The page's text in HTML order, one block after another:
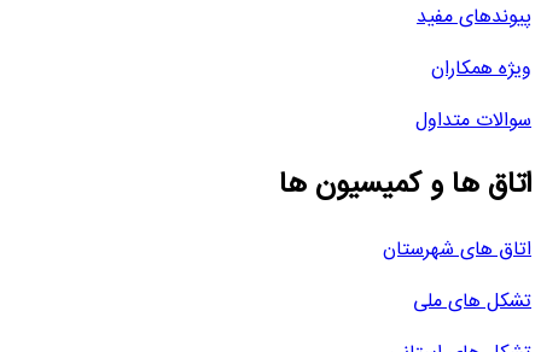
پیوندهای مفید
ویژه همکاران
سوالات متداول
اتاق ها و کمیسیون ها
اتاق های شهرستان
تشکل های ملی